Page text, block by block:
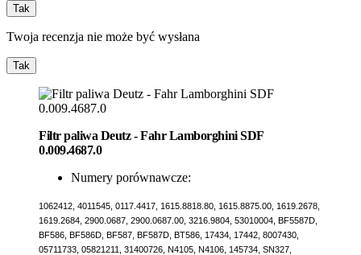
Tak
Twoja recenzja nie może być wysłana
Tak
Filtr paliwa Deutz - Fahr Lamborghini SDF
0.009.4687.0
Numery porównawcze:
1062412, 4011545, 0117.4417, 1615.8818.80, 1615.8875.00, 1619.2678,
1619.2684, 2900.0687, 2900.0687.00, 3216.9804, 53010004, BF5587D,
BF586, BF586D, BF587, BF587D, BT586, 17434, 17442, 8007430,
05711733, 05821211, 31400726, N4105, N4106, 145734, SN327,